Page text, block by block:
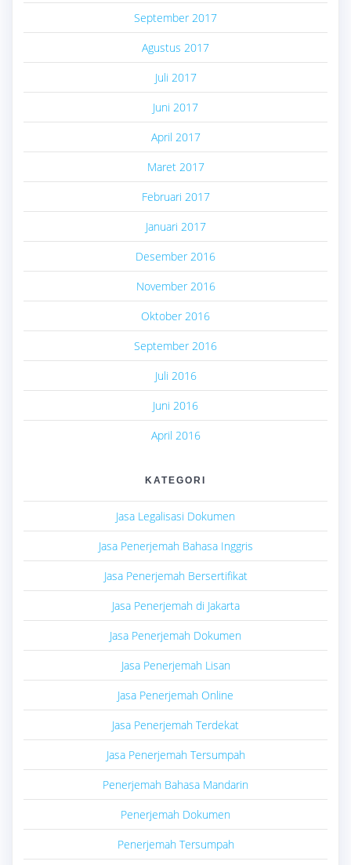
September 2017
Agustus 2017
Juli 2017
Juni 2017
April 2017
Maret 2017
Februari 2017
Januari 2017
Desember 2016
November 2016
Oktober 2016
September 2016
Juli 2016
Juni 2016
April 2016
KATEGORI
Jasa Legalisasi Dokumen
Jasa Penerjemah Bahasa Inggris
Jasa Penerjemah Bersertifikat
Jasa Penerjemah di Jakarta
Jasa Penerjemah Dokumen
Jasa Penerjemah Lisan
Jasa Penerjemah Online
Jasa Penerjemah Terdekat
Jasa Penerjemah Tersumpah
Penerjemah Bahasa Mandarin
Penerjemah Dokumen
Penerjemah Tersumpah